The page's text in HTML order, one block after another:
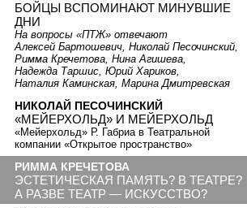
БОЙЦЫ ВСПОМИНАЮТ МИНУВШИЕ
ДНИ
На вопросы «ПТЖ» отвечают
Алексей Бартошевич, Николай Песочинский,
Римма Кречетова, Нина Агишева,
Надежда Таршис, Юрий Хариков,
Наталия Каминская, Марина Дмитревская
НИКОЛАЙ ПЕСОЧИНСКИЙ
«МЕЙЕРХОЛЬД» И МЕЙЕРХОЛЬД
«Мейерхольд» Р. Габриа в Театральной
компании «Открытое пространство»
РИММА КРЕЧЕТОВА
ЭСТЕТИЧЕСКАЯ ПАМЯТЬ? В ТЕАТРЕ?
А РАЗВЕ ТЕАТР — ИСКУССТВО?